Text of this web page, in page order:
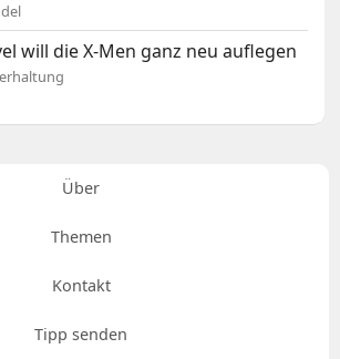
will die X-Men ganz neu auflegen
Über
Themen
Kontakt
Tipp senden